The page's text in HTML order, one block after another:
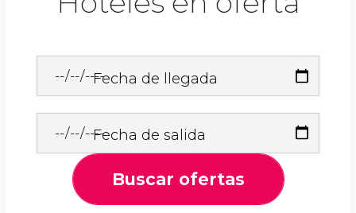
Fecha de llegada
Fecha de salida
Buscar ofertas